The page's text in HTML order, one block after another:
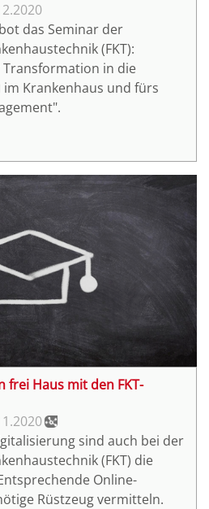
das Seminar der
(FKT):
in die
Krankenhaus und fürs
frei Haus mit den FKT-
sind auch bei der
(FKT) die
Online-
Rüstzeug vermitteln.